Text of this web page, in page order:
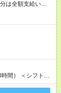
は全額支給いたし
時間 15時間／月
は経
す。超過分は別
含む、超過分は
はありません。
ヶ月 ※ 雇用形態
雇用形態：本採
給いたします。
フト一